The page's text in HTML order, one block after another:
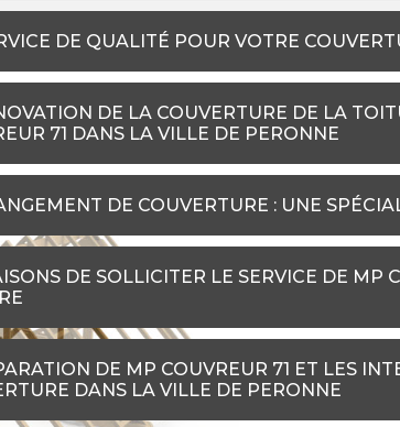
DE QUALITÉ POUR VOTRE
DE LA COUVERTURE DE LA
71 DANS LA VILLE DE PERONNE
DE COUVERTURE : UNE
DE SOLLICITER LE SERVICE DE MP
DE MP COUVREUR 71 ET LES
DANS LA VILLE DE PERONNE